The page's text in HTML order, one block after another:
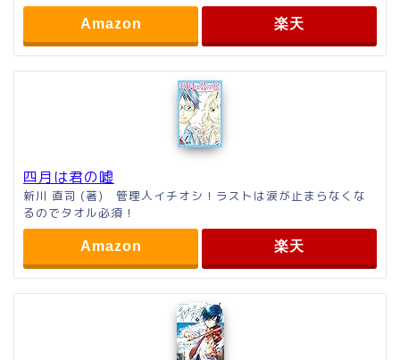
Amazon 楽天
四月は君の嘘
新川 直司 (著) 管理人イチオシ！ラストは涙が止まらなくな
るのでタオル必須！
Amazon 楽天